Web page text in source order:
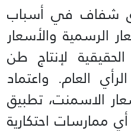
شفاف في أسباب
الرسمية والأسعار
لإنتاج طن
العام. واعتماد
الاسمنت، تطبيق
ممارسات احتكارية